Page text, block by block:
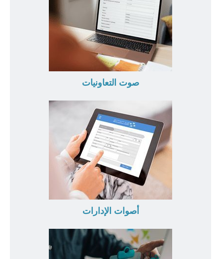
صوت التعاونيات
أصوات الإدارات